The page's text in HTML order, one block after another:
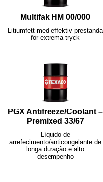
Multifak HM 00/000
Litiumfett med effektiv prestanda
för extrema tryck
PGX Antifreeze/Coolant –
Premixed 33/67
Líquido de
arrefecimento/anticongelante de
longa duração e alto
desempenho